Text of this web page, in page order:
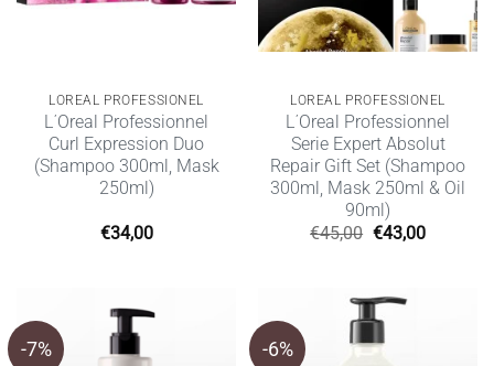
LOREAL PROFESSIONEL
L΄Oreal Professionnel
Curl Expression Duo
(Shampoo 300ml, Mask
250ml)
€34,00
LOREAL PROFESSIONEL
L΄Oreal Professionnel
Serie Expert Absolut
Repair Gift Set (Shampoo
300ml, Mask 250ml & Oil
90ml)
€45,00 Original
€43,00Η
-7% -6%